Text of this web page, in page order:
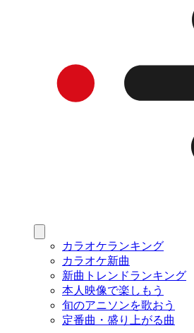
カラオケランキング
カラオケ新曲
新曲トレンドランキング
本人映像で楽しもう
旬のアニソンを歌おう
定番曲・盛り上がる曲